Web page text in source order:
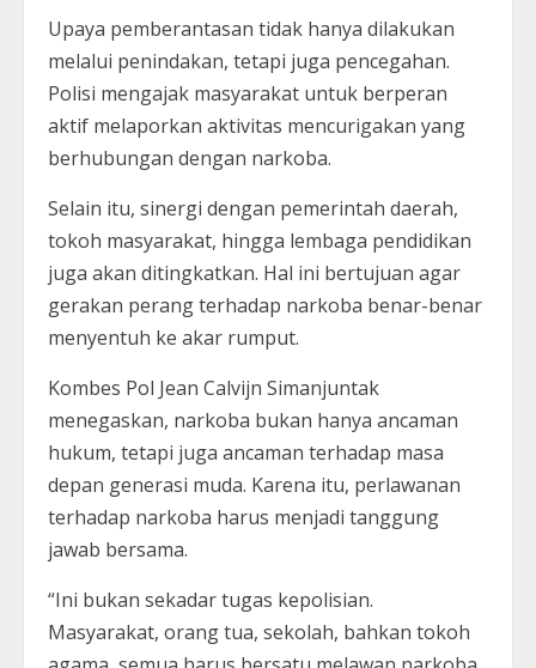
Upaya pemberantasan tidak hanya dilakukan
melalui penindakan, tetapi juga pencegahan.
Polisi mengajak masyarakat untuk berperan
aktif melaporkan aktivitas mencurigakan yang
berhubungan dengan narkoba.
Selain itu, sinergi dengan pemerintah daerah,
tokoh masyarakat, hingga lembaga pendidikan
juga akan ditingkatkan. Hal ini bertujuan agar
gerakan perang terhadap narkoba benar-benar
menyentuh ke akar rumput.
Kombes Pol Jean Calvijn Simanjuntak
menegaskan, narkoba bukan hanya ancaman
hukum, tetapi juga ancaman terhadap masa
depan generasi muda. Karena itu, perlawanan
terhadap narkoba harus menjadi tanggung
jawab bersama.
“Ini bukan sekadar tugas kepolisian.
Masyarakat, orang tua, sekolah, bahkan tokoh